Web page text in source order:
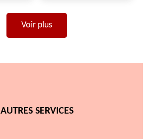
Voir plus
AUTRES SERVICES